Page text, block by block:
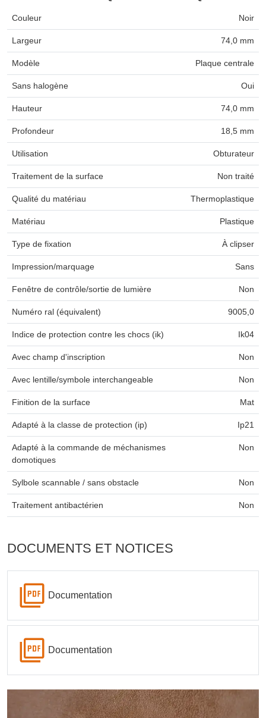
Couleur Noir
Largeur 74,0 mm
Modèle Plaque centrale
Sans halogène Oui
Hauteur 74,0 mm
Profondeur 18,5 mm
Utilisation Obturateur
Traitement de la surface Non traité
Qualité du matériau Thermoplastique
Matériau Plastique
Type de fixation À clipser
Impression/marquage Sans
Fenêtre de contrôle/sortie de lumière Non
Numéro ral (équivalent) 9005,0
Indice de protection contre les chocs (ik) Ik04
Avec champ d'inscription Non
Avec lentille/symbole interchangeable Non
Finition de la surface Mat
Adapté à la classe de protection (ip) Ip21
Adapté à la commande de méchanismes
domotiques
Non
Sylbole scannable / sans obstacle Non
Traitement antibactérien Non
DOCUMENTS ET NOTICES
Documentation
Documentation